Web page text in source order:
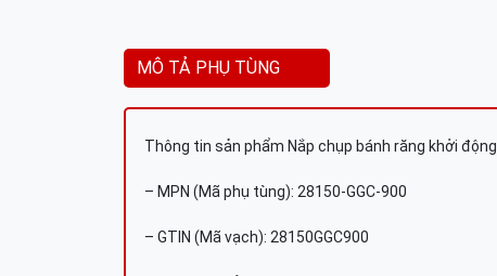
MÔ TẢ PHỤ TÙNG
Thông tin sản phẩm Nắp chụp bánh răng khởi động
– MPN (Mã phụ tùng): 28150-GGC-900
– GTIN (Mã vạch): 28150GGC900